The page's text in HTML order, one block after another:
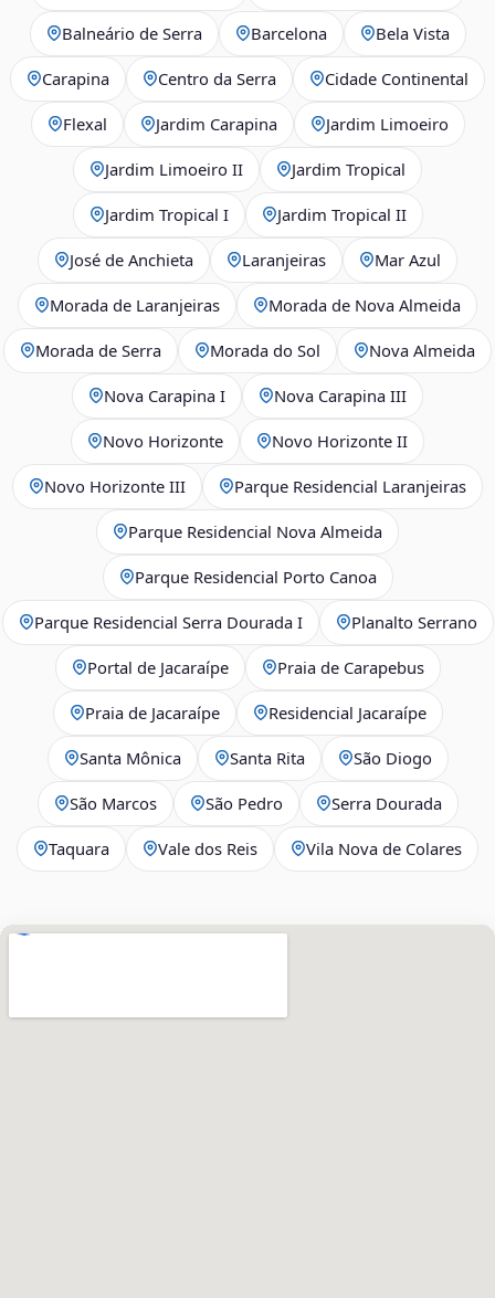
Balneário de Serra Barcelona Bela Vista
Carapina Centro da Serra Cidade Continental
Flexal Jardim Carapina Jardim Limoeiro
Jardim Limoeiro II Jardim Tropical
Jardim Tropical I Jardim Tropical II
José de Anchieta Laranjeiras Mar Azul
Morada de Laranjeiras Morada de Nova Almeida
Morada de Serra Morada do Sol Nova Almeida
Nova Carapina I Nova Carapina III
Novo Horizonte Novo Horizonte II
Novo Horizonte III Parque Residencial Laranjeiras
Parque Residencial Nova Almeida
Parque Residencial Porto Canoa
Parque Residencial Serra Dourada I Planalto Serrano
Portal de Jacaraípe Praia de Carapebus
Praia de Jacaraípe Residencial Jacaraípe
Santa Mônica Santa Rita São Diogo
São Marcos São Pedro Serra Dourada
Taquara Vale dos Reis Vila Nova de Colares